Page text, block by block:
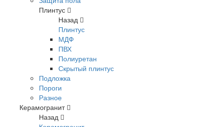
Плинтус
Назад
Плинтус
МДФ
ПВХ
Полиуретан
Скрытый плинтус
Подложка
Пороги
Разное
Керамогранит
Назад